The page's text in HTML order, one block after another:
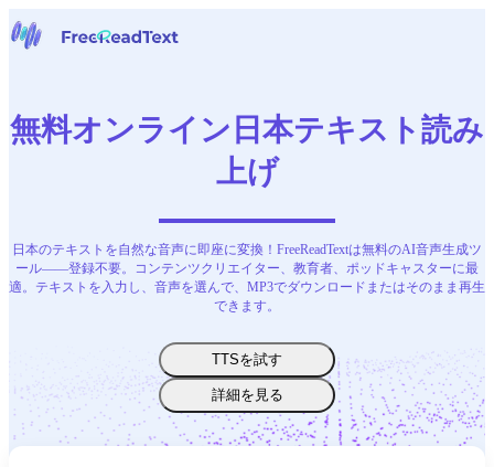
音声からテキストへ
ツール
日本語
無料オンライン日本テキスト読み
上げ
日本のテキストを自然な音声に即座に変換！FreeReadTextは無料のAI音声生成ツ
ール——登録不要。コンテンツクリエイター、教育者、ポッドキャスターに最
適。テキストを入力し、音声を選んで、MP3でダウンロードまたはそのまま再生
できます。
TTSを試す
詳細を見る